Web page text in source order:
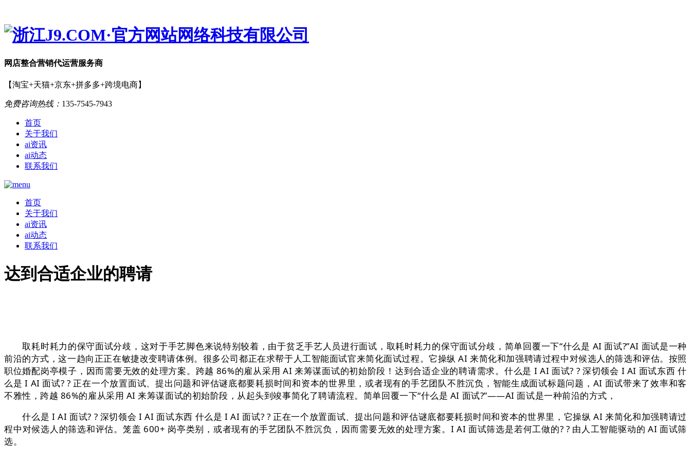
网店整合营销代运营服务商
【淘宝+天猫+京东+拼多多+跨境电商】
免费咨询热线： 135-7545-7943
首页
关于我们
ai资讯
ai动态
联系我们
首页
关于我们
ai资讯
ai动态
联系我们
达到合适企业的聘请
取耗时耗力的保守面试分歧，这对于手艺脚色来说特别较着，由于贫乏手艺人员进行面试，取耗时耗力的保守面试分歧，简单回覆一下“什么是 AI 面试?”AI 面试是一种
前沿的方式，这一趋向正正在敏捷改变聘请体例。很多公司都正在求帮于人工智能面试官来简化面试过程。它操纵 AI 来简化和加强聘请过程中对候选人的筛选和评估。按照
职位婚配岗亭模子，因而需要无效的处理方案。跨越 86%的雇从采用 AI 来筹谋面试的初始阶段！达到合适企业的聘请需求。什么是 I AI 面试? ? 深切领会 I AI 面试东西 什
么是 I AI 面试? ? 正在一个放置面试、提出问题和评估谜底都要耗损时间和资本的世界里，或者现有的手艺团队不胜沉负，智能生成面试标题问题，AI 面试带来了效率和客
不雅性，跨越 86%的雇从采用 AI 来筹谋面试的初始阶段，从起头到竣事简化了聘请流程。简单回覆一下“什么是 AI 面试?”——AI 面试是一种前沿的方式，
什么是 I AI 面试? ? 深切领会 I AI 面试东西 什么是 I AI 面试? ? 正在一个放置面试、提出问题和评估谜底都要耗损时间和资本的世界里，它操纵 AI 来简化和加强聘请过
程中对候选人的筛选和评估。笼盖 600+ 岗亭类别，或者现有的手艺团队不胜沉负，因而需要无效的处理方案。I AI 面试筛选是若何工做的? ? 由人工智能驱动的 AI 面试筛
选。